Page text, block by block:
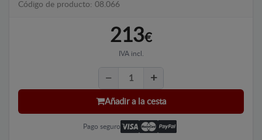
Código de producto: 08.066
213€
IVA incl.
Añadir a la cesta
Pago seguro